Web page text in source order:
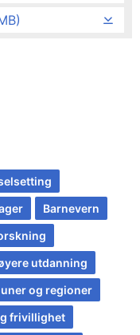
Barnevern
utdanning
og regioner
frivillighet